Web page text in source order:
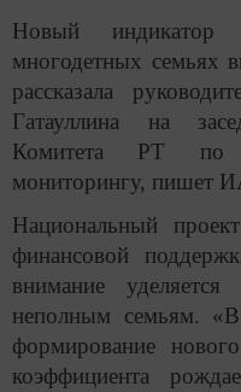
Новый
многодетных семьях
рассказала
Гатауллина на
Комитета РТ по
мониторингу, пишет
Национальный
финансовой
внимание
неполным семьям. «В
формирование
коэффициента